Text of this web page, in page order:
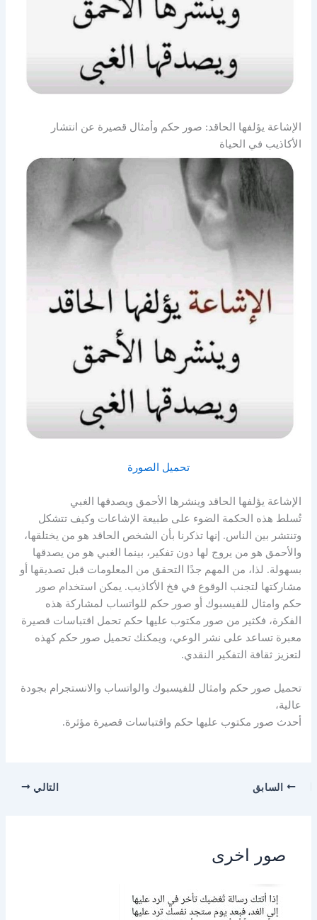
الإشاعة يؤلفها الحاقد: صور حكم وأمثال قصيرة عن انتشار
الأكاذيب في الحياة
تحميل الصورة
الإشاعة يؤلفها الحاقد وينشرها الأحمق ويصدقها الغبي
تُسلط هذه الحكمة الضوء على طبيعة الإشاعات وكيف تتشكل
وتنتشر بين الناس. إنها تذكرنا بأن الشخص الحاقد هو من يختلقها،
والأحمق هو من يروج لها دون تفكير، بينما الغبي هو من يصدقها
بسهولة. لذا، من المهم جدًا التحقق من المعلومات قبل تصديقها أو
مشاركتها لتجنب الوقوع في فخ الأكاذيب. يمكن استخدام صور
حكم وامثال للفيسبوك أو صور حكم للواتساب لمشاركة هذه
الفكرة، فكثير من صور مكتوب عليها حكم تحمل اقتباسات قصيرة
معبرة تساعد على نشر الوعي، ويمكنك تحميل صور حكم كهذه
لتعزيز ثقافة التفكير النقدي.
تحميل صور حكم وامثال للفيسبوك والواتساب والانستجرام بجودة
عالية،
أحدث صور مكتوب عليها حكم واقتباسات قصيرة مؤثرة.
السابق التالي
صور اخرى